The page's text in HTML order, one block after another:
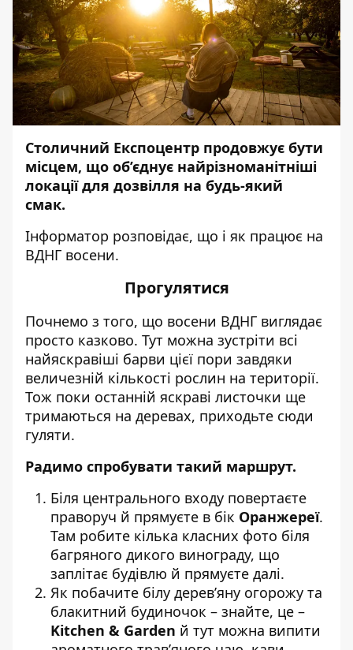
Столичний Експоцентр продовжує бути
місцем, що об’єднує найрізноманітніші
локації для дозвілля на будь-який
смак.
Інформатор розповідає, що і як працює на
ВДНГ восени.
Прогулятися
Почнемо з того, що восени ВДНГ виглядає
просто казково. Тут можна зустріти всі
найяскравіші барви цієї пори завдяки
величезній кількості рослин на території.
Тож поки останній яскраві листочки ще
тримаються на деревах, приходьте сюди
гуляти.
Радимо спробувати такий маршрут.
Біля центрального входу повертаєте
праворуч й прямуєте в бік Оранжереї.
Там робите кілька класних фото біля
багряного дикого винограду, що
заплітає будівлю й прямуєте далі.
Як побачите білу дерев’яну огорожу та
блакитний будиночок – знайте, це –
Kitchen & Garden й тут можна випити